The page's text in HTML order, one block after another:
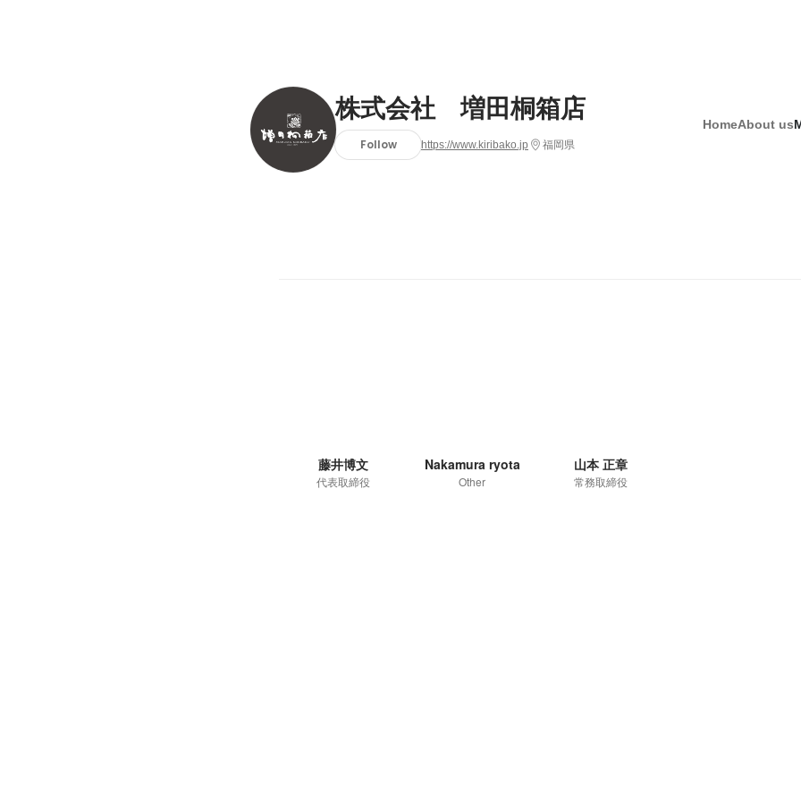
株式会社 増田桐箱店
Follow https://www.kiribako.jp 福岡県
HomeAbout us
藤井博文
代表取締役
Nakamura ryota
Other
山本 正章
常務取締役